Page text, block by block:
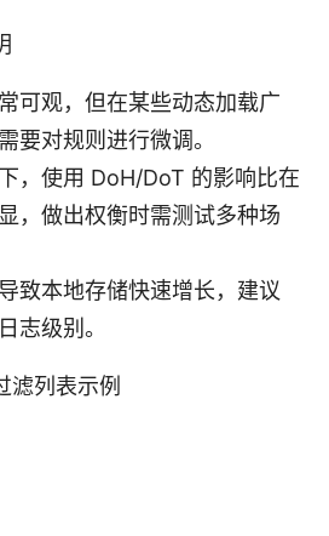
可观，但在某些动态加载广
要对规则进行微调。
，使用 DoH/DoT 的影响比在
，做出权衡时需测试多种场
致本地存储快速增长，建议
志级别。
滤列表示例